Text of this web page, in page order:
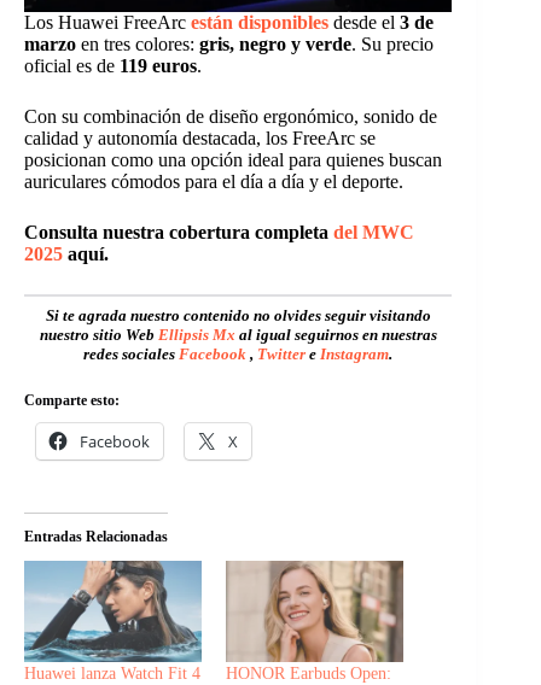
Los Huawei FreeArc están disponibles desde el 3 de
marzo en tres colores: gris, negro y verde. Su precio
oficial es de 119 euros.
Con su combinación de diseño ergonómico, sonido de
calidad y autonomía destacada, los FreeArc se
posicionan como una opción ideal para quienes buscan
auriculares cómodos para el día a día y el deporte.
Consulta nuestra cobertura completa del MWC
2025 aquí.
Si te agrada nuestro contenido no olvides seguir visitando
nuestro sitio Web Ellipsis Mx al igual seguirnos en nuestras
redes socialesFacebook , Twitter eInstagram.
Comparte esto:
Facebook X
Entradas Relacionadas
Huawei lanza Watch Fit 4 HONOR Earbuds Open: